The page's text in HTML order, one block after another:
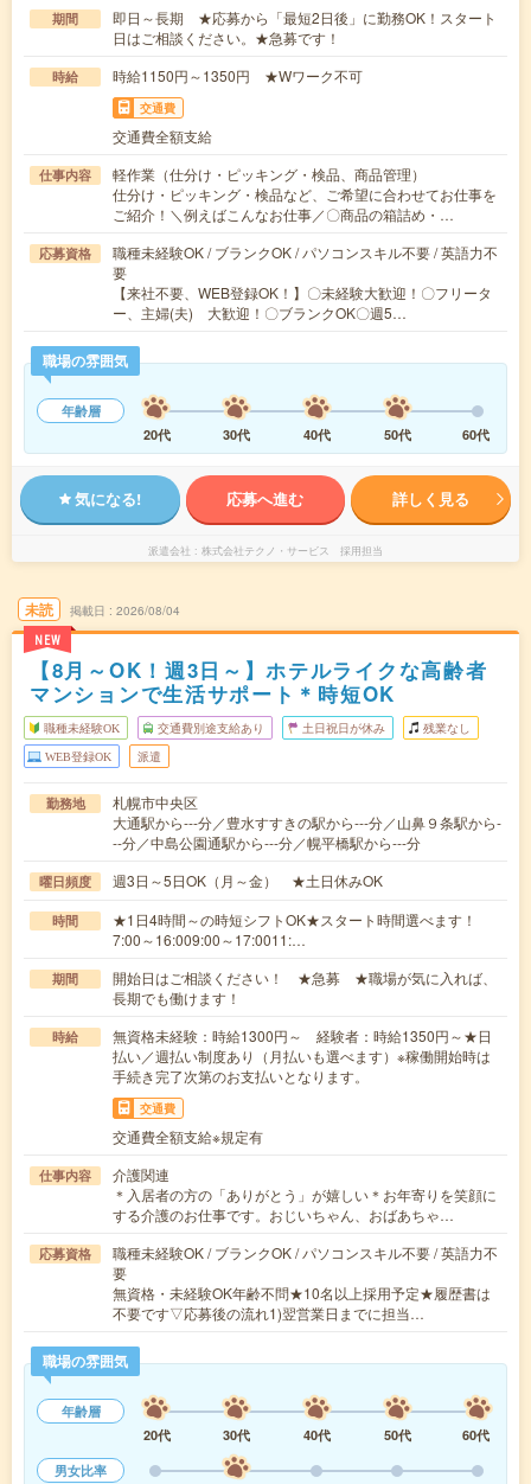
期間
即日～長期 ★応募から「最短2日後」に勤務OK！スタート
日はご相談ください。★急募です！
時給 時給1150円～1350円 ★Wワーク不可
交通費
交通費全額支給
仕事内容
軽作業（仕分け・ピッキング・検品、商品管理）
仕分け・ピッキング・検品など、ご希望に合わせてお仕事を
ご紹介！＼例えばこんなお仕事／〇商品の箱詰め・…
応募資格
職種未経験OK / ブランクOK / パソコンスキル不要 / 英語力不
要
【来社不要、WEB登録OK！】〇未経験大歓迎！〇フリータ
ー、主婦(夫) 大歓迎！〇ブランクOK〇週5…
職場の雰囲気
年齢層
20代
30代 40代 50代 60代
気になる! 応募へ進む 詳しく見る
派遣会社 株式会社テクノ・サービス 採用担当
未読
NEW
掲載日 2026/08/04
【8月～OK！週3日～】ホテルライクな高齢者
マンションで生活サポート＊時短OK
職種未経験OK 交通費別途支給あり 土日祝日が休み 残業なし
WEB登録OK 派遣
勤務地
札幌市中央区
大通駅から---分／豊水すすきの駅から---分／山鼻９条駅から-
--分／中島公園通駅から---分／幌平橋駅から---分
曜日頻度 週3日～5日OK（月～金） ★土日休みOK
時間
★1日4時間～の時短シフトOK★スタート時間選べます！
7:00～16:009:00～17:0011:…
期間
開始日はご相談ください！ ★急募 ★職場が気に入れば、
長期でも働けます！
時給
無資格未経験：時給1300円～ 経験者：時給1350円～★日
払い／週払い制度あり（月払いも選べます）※稼働開始時は
手続き完了次第のお支払いとなります。
交通費
交通費全額支給※規定有
仕事内容
介護関連
＊入居者の方の「ありがとう」が嬉しい＊お年寄りを笑顔に
する介護のお仕事です。おじいちゃん、おばあちゃ…
応募資格
職種未経験OK / ブランクOK / パソコンスキル不要 / 英語力不
要
無資格・未経験OK年齢不問★10名以上採用予定★履歴書は
不要です▽応募後の流れ1)翌営業日までに担当…
職場の雰囲気
年齢層
20代
30代 40代 50代
60代
男女比率